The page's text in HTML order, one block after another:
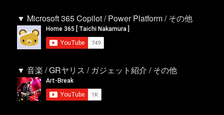
▼ Microsoft 365 Copilot / Power Platform / その他
▼ 音楽 / GRヤリス / ガジェット紹介 / その他